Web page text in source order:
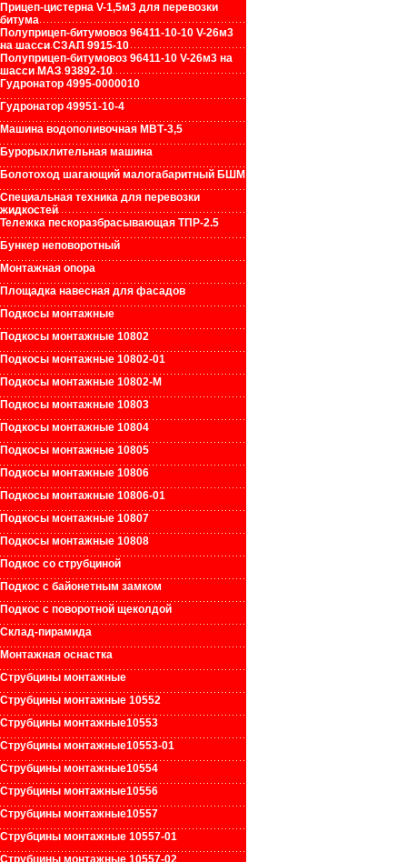
Прицеп-цистерна V-1,5м3 для перевозки
битума
Полуприцеп-битумовоз 96411-10-10 V-26м3
на шасси СЗАП 9915-10
Полуприцеп-битумовоз 96411-10 V-26м3 на
шасси МАЗ 93892-10
Гудронатор 4995-0000010
Гудронатор 49951-10-4
Машина водополивочная МВТ-3,5
Бурорыхлительная машина
Болотоход шагающий малогабаритный БШМ
Специальная техника для перевозки
жидкостей
Тележка пескоразбрасывающая ТПР-2.5
Бункер неповоротный
Монтажная опора
Площадка навесная для фасадов
Подкосы монтажные
Подкосы монтажные 10802
Подкосы монтажные 10802-01
Подкосы монтажные 10802-М
Подкосы монтажные 10803
Подкосы монтажные 10804
Подкосы монтажные 10805
Подкосы монтажные 10806
Подкосы монтажные 10806-01
Подкосы монтажные 10807
Подкосы монтажные 10808
Подкос со струбциной
Подкос с байонетным замком
Подкос с поворотной щеколдой
Склад-пирамида
Монтажная оснастка
Струбцины монтажные
Струбцины монтажные 10552
Струбцины монтажные10553
Струбцины монтажные10553-01
Струбцины монтажные10554
Струбцины монтажные10556
Струбцины монтажные10557
Струбцины монтажные 10557-01
Струбцины монтажные 10557-02